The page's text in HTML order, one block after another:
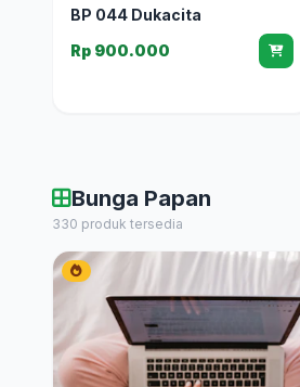
BP 044 Dukacita
Rp 900.000
Bunga Papan
330 produk tersedia